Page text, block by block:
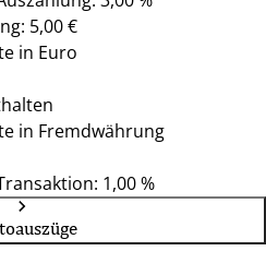
5,00 €
in Euro
in Fremdwährung
1,00 %